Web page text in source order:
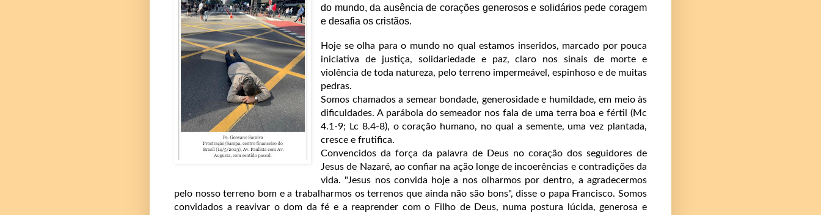
do mundo, da ausência de corações generosos e solidários pede coragem
e desafia os cristãos.
Hoje se olha para o mundo no qual estamos inseridos, marcado por pouca
iniciativa de justiça, solidariedade e paz, claro nos sinais de morte e
violência de toda natureza, pelo terreno impermeável, espinhoso e de muitas
pedras.
Somos chamados a semear bondade, generosidade e humildade, em meio às
dificuldades. A parábola do semeador nos fala de uma terra boa e fértil (Mc
4.1-9; Lc 8.4-8), o coração humano, no qual a semente, uma vez plantada,
cresce e frutifica.
Convencidos da força da palavra de Deus no coração dos seguidores de
Jesus de Nazaré, ao confiar na ação longe de incoerências e contradições da
vida. "Jesus nos convida hoje a nos olharmos por dentro, a agradecermos
pelo nosso terreno bom e a trabalharmos os terrenos que ainda não são bons", disse o papa Francisco. Somos
convidados a reavivar o dom da fé e a reaprender com o Filho de Deus, numa postura lúcida, generosa e